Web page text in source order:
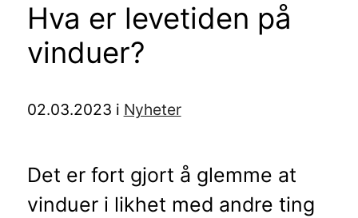
Hva er levetiden på
vinduer?
02.03.2023 i Nyheter
Det er fort gjort å glemme at
vinduer i likhet med andre ting